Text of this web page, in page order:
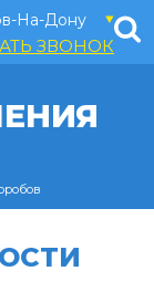
ЗВОНОК